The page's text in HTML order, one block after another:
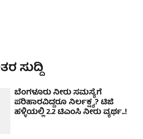
ಸುದ್ದಿ
ಬೆಂಗಳೂರು ನೀರು ಸಮಸ್ಯೆಗೆ
ಪರಿಹಾರವಿದ್ದರೂ ನಿರ್ಲಕ್ಷ್ಯ? ಟಿಜಿ
ಹಳ್ಳಿಯಲ್ಲಿ 2.2 ಟಿಎಂಸಿ ನೀರು ವ್ಯರ್ಥ..!